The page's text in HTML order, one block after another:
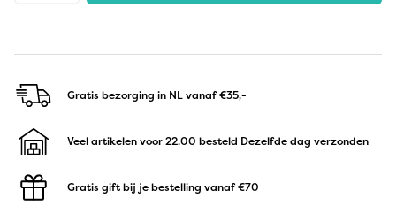
Gratis bezorging in NLvanaf €35,-
Veel artikelen voor 22.00 besteld Dezelfde dag verzonden
Gratis gift bij je bestelling vanaf €70